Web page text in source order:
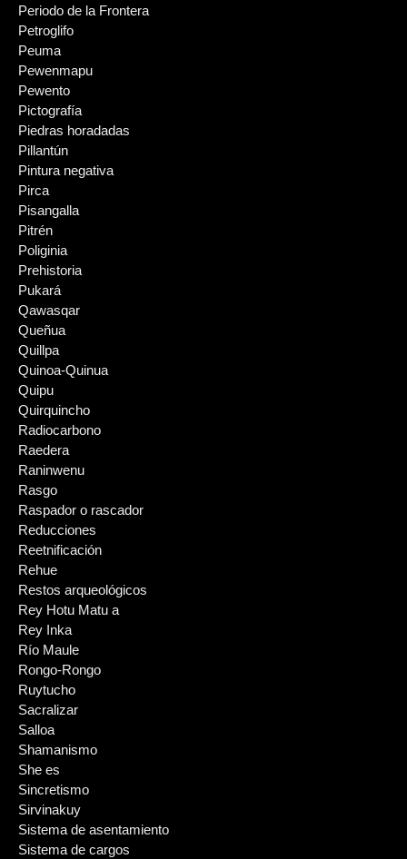
Periodo de la Frontera
Petroglifo
Peuma
Pewenmapu
Pewento
Pictografía
Piedras horadadas
Pillantún
Pintura negativa
Pirca
Pisangalla
Pitrén
Poliginia
Prehistoria
Pukará
Qawasqar
Queñua
Quillpa
Quinoa-Quinua
Quipu
Quirquincho
Radiocarbono
Raedera
Raninwenu
Rasgo
Raspador o rascador
Reducciones
Reetnificación
Rehue
Restos arqueológicos
Rey Hotu Matu a
Rey Inka
Río Maule
Rongo-Rongo
Ruytucho
Sacralizar
Salloa
Shamanismo
She es
Sincretismo
Sirvinakuy
Sistema de asentamiento
Sistema de cargos